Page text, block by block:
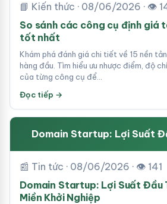
📘 Kiến thức · 08/06/2026 · 👁
So sánh các công cụ định giá
tốt nhất
Khám phá đánh giá chi tiết về 15 nền
hàng đầu. Tìm hiểu ưu nhược điểm, độ
của từng công cụ để…
Đọc tiếp →
Domain Startup: Lợi Suất
📰 Tin tức · 08/06/2026 · 👁 141
Domain Startup: Lợi Suất Đầu
Miền Khởi Nghiệp